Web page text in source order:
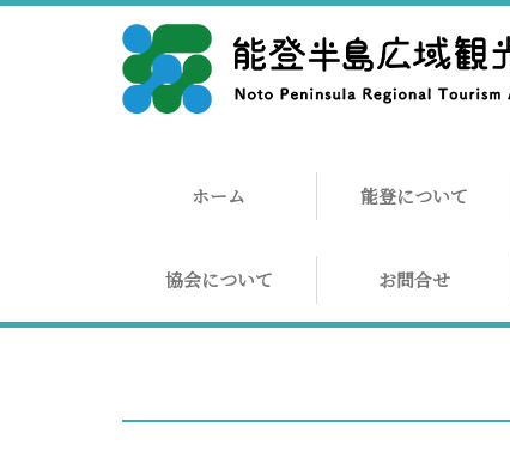
ホーム 能登について
協会について お問合せ